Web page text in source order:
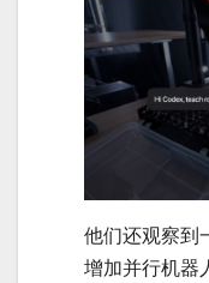
他们还观察到
增加并行机器